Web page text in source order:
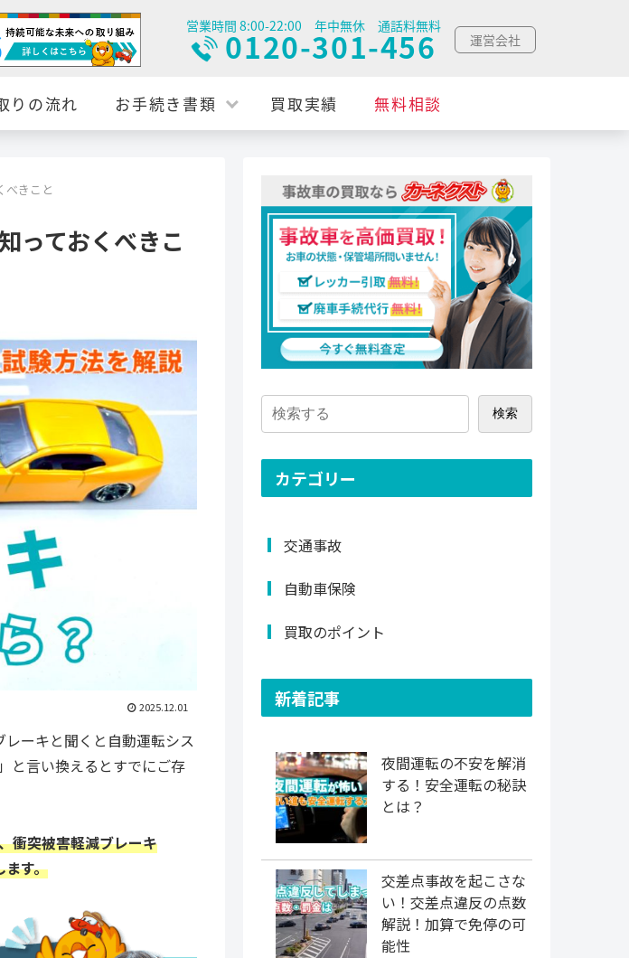
営業時間 8:00-22:00 年中無休 通話料無料
0120-301-456 運営会社
りの流れ お手続き書類 買取実績 無料相談
べきこと
っておくべきこ
2025.12.01
ーキと聞くと自動運転シス
と言い換えるとすでにご存
衝突被害軽減ブレーキ
ます。
検索
カテゴリー
交通事故
自動車保険
買取のポイント
新着記事
夜間運転の不安を解消
する！安全運転の秘訣
とは？
交差点事故を起こさな
い！交差点違反の点数
解説！加算で免停の可
能性